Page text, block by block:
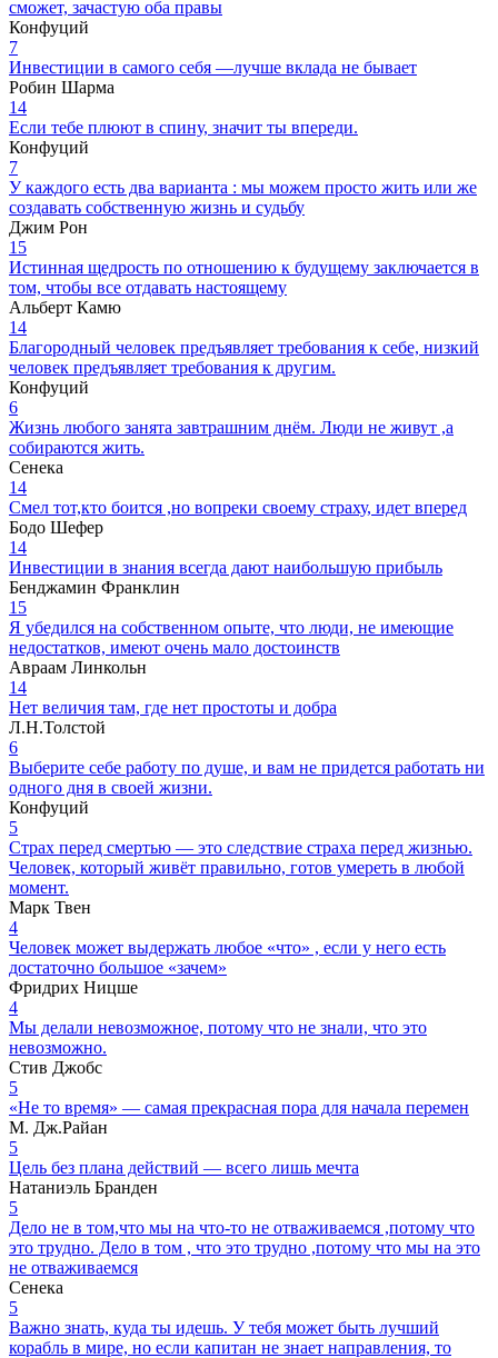
сможет, зачастую оба правы
Конфуций
7
Инвестиции в самого себя —лучше вклада не бывает
Робин Шарма
14
Если тебе плюют в спину, значит ты впереди.
Конфуций
7
У каждого есть два варианта : мы можем просто жить или же
создавать собственную жизнь и судьбу
Джим Рон
15
Истинная щедрость по отношению к будущему заключается в
том, чтобы все отдавать настоящему
Альберт Камю
14
Благородный человек предъявляет требования к себе, низкий
человек предъявляет требования к другим.
Конфуций
6
Жизнь любого занята завтрашним днём. Люди не живут ,а
собираются жить.
Сенека
14
Смел тот,кто боится ,но вопреки своему страху, идет вперед
Бодо Шефер
14
Инвестиции в знания всегда дают наибольшую прибыль
Бенджамин Франклин
15
Я убедился на собственном опыте, что люди, не имеющие
недостатков, имеют очень мало достоинств
Авраам Линкольн
14
Нет величия там, где нет простоты и добра
Л.Н.Толстой
6
Выберите себе работу по душе, и вам не придется работать ни
одного дня в своей жизни.
Конфуций
5
Страх перед смертью — это следствие страха перед жизнью.
Человек, который живёт правильно, готов умереть в любой
момент.
Марк Твен
4
Человек может выдержать любое «что» , если у него есть
достаточно большое «зачем»
Фридрих Ницше
4
Мы делали невозможное, потому что не знали, что это
невозможно.
Стив Джобс
5
«Не то время» — самая прекрасная пора для начала перемен
М. Дж.Райан
5
Цель без плана действий — всего лишь мечта
Натаниэль Бранден
5
Дело не в том,что мы на что-то не отваживаемся ,потому что
это трудно. Дело в том , что это трудно ,потому что мы на это
не отваживаемся
Сенека
5
Важно знать, куда ты идешь. У тебя может быть лучший
корабль в мире, но если капитан не знает направления, то